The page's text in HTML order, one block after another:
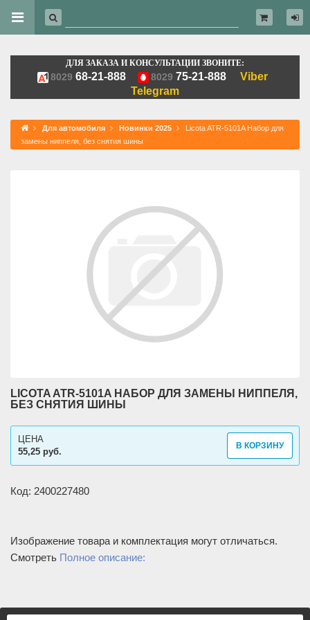
ДЛЯ ЗАКАЗА И КОНСУЛЬТАЦИИ ЗВОНИТЕ:
8029 68-21-888 8029 75-21-888
Viber
Telegram
Для автомобиля Новинки 2025
Licota ATR-5101A Набор для
замены ниппеля, без снятия шины
LICOTA ATR-5101A НАБОР ДЛЯ ЗАМЕНЫ НИППЕЛЯ,
БЕЗ СНЯТИЯ ШИНЫ
55,25 руб.
ЦЕНА
В КОРЗИНУ
Код: 2400227480
Изображение товара и комплектация могут отличаться.
Смотреть Полное описание: